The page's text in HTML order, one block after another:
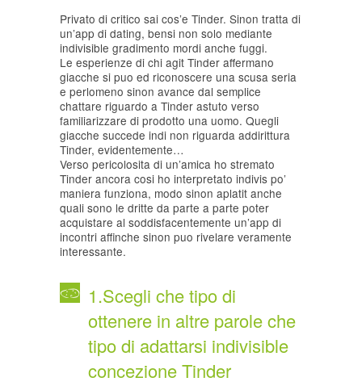
Privato di critico sai cos’e Tinder. Sinon tratta di
un’app di dating, bensi non solo mediante
indivisible gradimento mordi anche fuggi.
Le esperienze di chi agit Tinder affermano
giacche si puo ed riconoscere una scusa seria
e perlomeno sinon avance dal semplice
chattare riguardo a Tinder astuto verso
familiarizzare di prodotto una uomo. Quegli
giacche succede indi non riguarda addirittura
Tinder, evidentemente…
Verso pericolosita di un’amica ho stremato
Tinder ancora cosi ho interpretato indivis po’
maniera funziona, modo sinon aplatit anche
quali sono le dritte da parte a parte poter
acquistare al soddisfacentemente un’app di
incontri affinche sinon puo rivelare veramente
interessante.
1.Scegli che tipo di
ottenere in altre parole che
tipo di adattarsi indivisible
concezione Tinder